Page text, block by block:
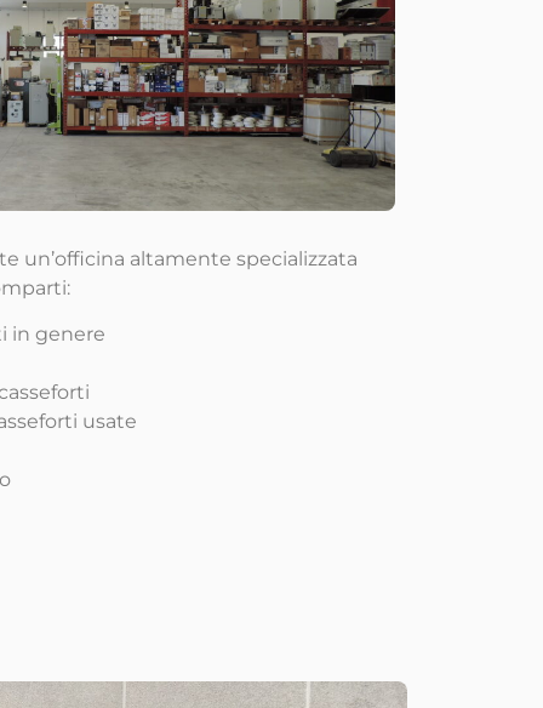
un’officina altamente specializzata
in genere
usate